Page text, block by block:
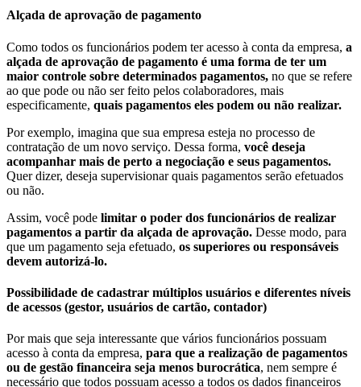
Alçada de aprovação de pagamento
Como todos os funcionários podem ter acesso à conta da empresa, a
alçada de aprovação de pagamento é uma forma de ter um
maior controle sobre determinados pagamentos, no que se refere
ao que pode ou não ser feito pelos colaboradores, mais
especificamente, quais pagamentos eles podem ou não realizar.
Por exemplo, imagina que sua empresa esteja no processo de
contratação de um novo serviço. Dessa forma, você deseja
acompanhar mais de perto a negociação e seus pagamentos.
Quer dizer, deseja supervisionar quais pagamentos serão efetuados
ou não.
Assim, você pode limitar o poder dos funcionários de realizar
pagamentos a partir da alçada de aprovação. Desse modo, para
que um pagamento seja efetuado, os superiores ou responsáveis
devem autorizá-lo.
Possibilidade de cadastrar múltiplos usuários e diferentes níveis
de acessos (gestor, usuários de cartão, contador)
Por mais que seja interessante que vários funcionários possuam
acesso à conta da empresa, para que a realização de pagamentos
ou de gestão financeira seja menos burocrática, nem sempre é
necessário que todos possuam acesso a todos os dados financeiros